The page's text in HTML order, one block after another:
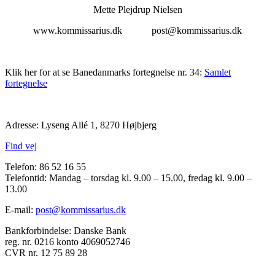
Mette Plejdrup Nielsen
www.kommissarius.dk post@kommissarius.dk
Klik her for at se Banedanmarks fortegnelse nr. 34: Samlet
fortegnelse
Adresse: Lyseng Allé 1, 8270 Højbjerg
Find vej
Telefon: 86 52 16 55
Telefontid: Mandag – torsdag kl. 9.00 – 15.00, fredag kl. 9.00 –
13.00
E-mail: post@kommissarius.dk
Bankforbindelse: Danske Bank
reg. nr. 0216 konto 4069052746
CVR nr. 12 75 89 28